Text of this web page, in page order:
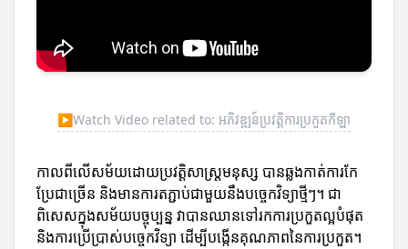
▶Watch Video related to: អភិវឌ្ឍន៍ប្រវត្តិការប្រកួតកីឡា
កាលពីលើសម័យដោយប្រវត្តិសាស្ត្រមនុស្ស បានឆ្លងកាត់ការកែ
ប្រែជាច្រើន និងមានការតភ្ជាប់ជាមួយនឹងបច្ចេកវិទ្យាថ្មីៗ។ ជា
ពិសេសក្នុងសម័យបច្ចុប្បន្ន វាបានឈានទៅរកការប្រកួតល្អបំផុត
និងការប្រើប្រាស់បច្ចេកវិទ្យា ដើម្បីបង្កើនគុណភាពនៃការប្រកួត។